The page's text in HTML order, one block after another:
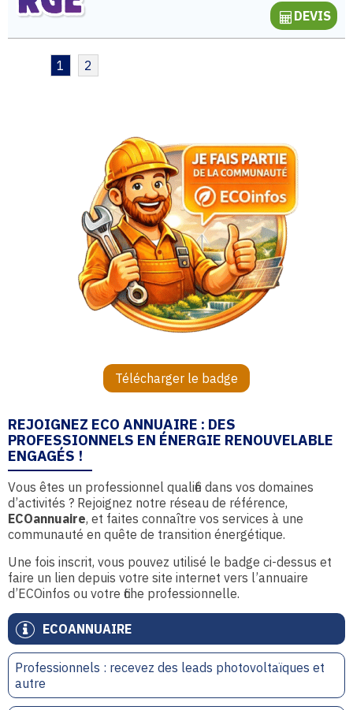
ECOANNUAIRE
Professionnels : recevez des leads photovoltaïques et
autre
DEVIS
1 2
Télécharger le badge
REJOIGNEZ ECO ANNUAIRE : DES
PROFESSIONNELS EN ÉNERGIE RENOUVELABLE
ENGAGÉS !
Vous êtes un professionnel qualifié dans vos domaines
d’activités ? Rejoignez notre réseau de référence,
ECOannuaire, et faites connaître vos services à une
communauté en quête de transition énergétique.
Une fois inscrit, vous pouvez utilisé le badge ci-dessus et
faire un lien depuis votre site internet vers l’annuaire
d’ECOinfos ou votre fiche professionnelle.